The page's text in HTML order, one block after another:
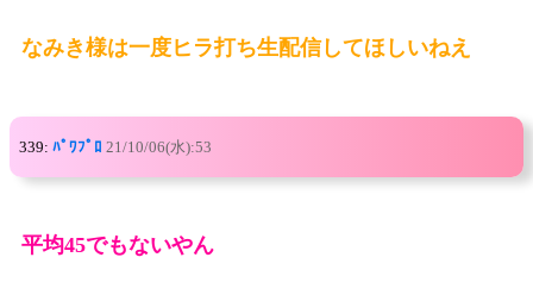
なみき様は一度ヒラ打ち生配信してほしいねえ
339: ﾊﾟﾜﾌﾟﾛ 21/10/06(水):53
平均45でもないやん